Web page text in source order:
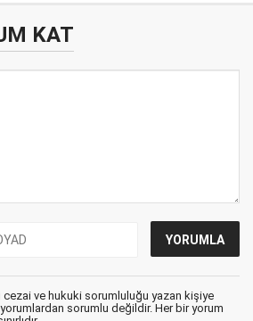
KAT
cezai ve hukuki sorumluluğu yazan kişiye
sorumlu değildir. Her bir yorum